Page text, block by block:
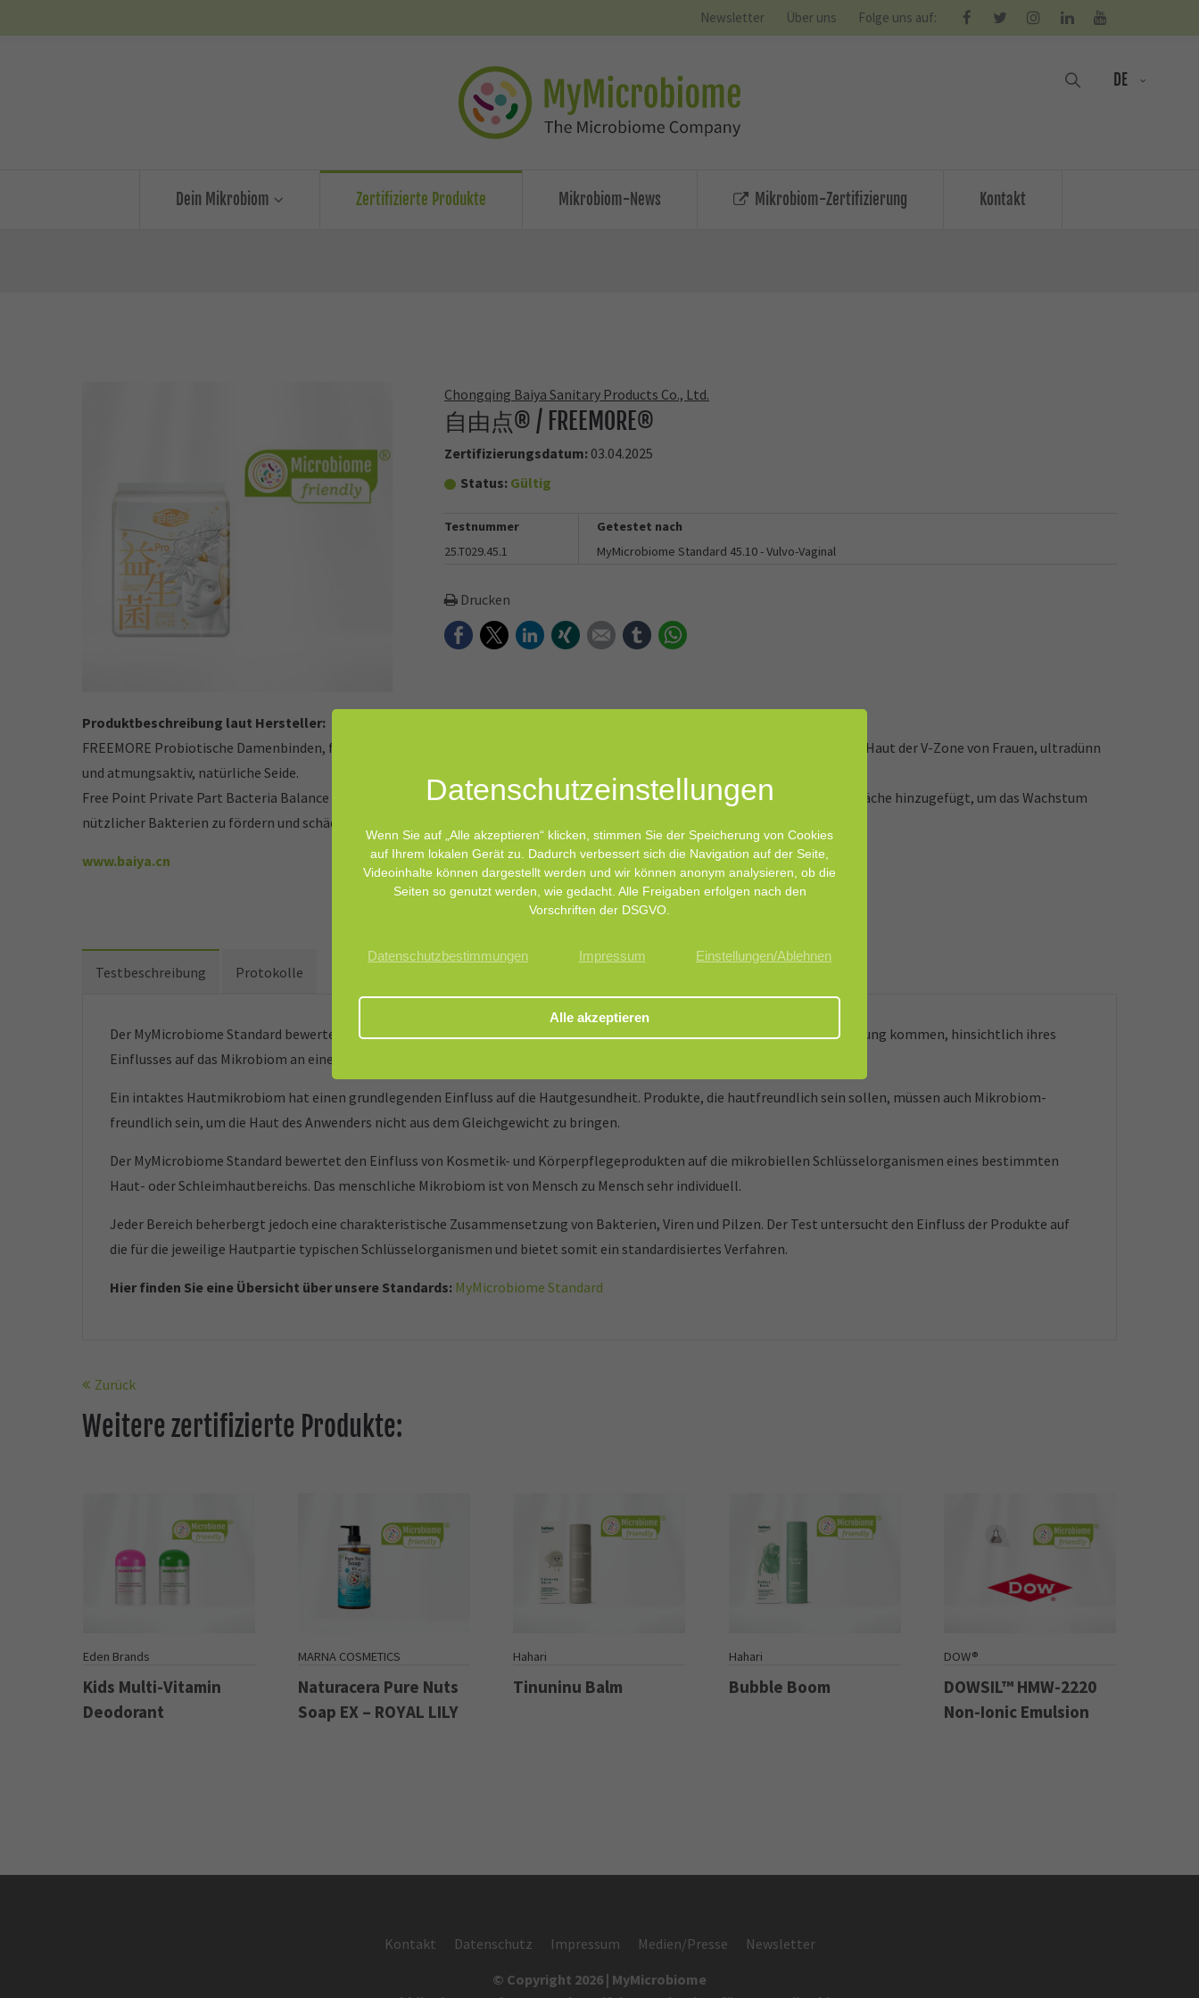
Newsletter Über uns Folge uns auf:
DE
Dein Mikrobiom Zertifizierte Produkte Mikrobiom-News Mikrobiom-Zertifizierung Kontakt
Chongqing Baiya Sanitary Products Co., Ltd.
自由点® / FREEMORE®
Zertifizierungsdatum: 03.04.2025
Status: Gültig
Testnummer
25.T029.45.1
Getestet nach
MyMicrobiome Standard 45.10 - Vulvo-Vaginal
Drucken
FacebookTwitterLinkedInXing E-mail tumblr
Produktbeschreibung laut Hersteller:
FREEMORE Probiotische Damenbinden, für den täglichen und nächtlichen Gebrauch, Damenbinden mit Probiotika, schützen die Haut der V-Zone von Frauen, ultradünn
und atmungsaktiv, natürliche Seide.
Free Point Private Part Bacteria Balance Technology: Patentierte weibliche Probiotika LA88+N13+ Präbiotika werden der Oberfläche hinzugefügt, um das Wachstum
nützlicher Bakterien zu fördern und schädliche Bakterien zu hemmen.
www.baiya.cn
Testbeschreibung Protokolle
Der MyMicrobiome Standard bewertet kosmetische und Körperpflegeprodukte, die mit der Haut oder Schleimhaut in Berührung kommen, hinsichtlich ihres
Einflusses auf das Mikrobiom an einer bestimmten Körperstelle.
Ein intaktes Hautmikrobiom hat einen grundlegenden Einfluss auf die Hautgesundheit. Produkte, die hautfreundlich sein sollen, müssen auch Mikrobiom-
freundlich sein, um die Haut des Anwenders nicht aus dem Gleichgewicht zu bringen.
Der MyMicrobiome Standard bewertet den Einfluss von Kosmetik- und Körperpflegeprodukten auf die mikrobiellen Schlüsselorganismen eines bestimmten
Haut- oder Schleimhautbereichs. Das menschliche Mikrobiom ist von Mensch zu Mensch sehr individuell.
Jeder Bereich beherbergt jedoch eine charakteristische Zusammensetzung von Bakterien, Viren und Pilzen. Der Test untersucht den Einfluss der Produkte auf
die für die jeweilige Hautpartie typischen Schlüsselorganismen und bietet somit ein standardisiertes Verfahren.
Hier finden Sie eine Übersicht über unsere Standards: MyMicrobiome Standard
Zurück
Weitere zertifizierte Produkte:
Eden Brands
Kids Multi-Vitamin
Deodorant
MARNA COSMETICS
Naturacera Pure Nuts
Soap EX – ROYAL LILY
Hahari
Tinuninu Balm
Hahari
Bubble Boom
DOW®
DOWSIL™ HMW-2220
Non-Ionic Emulsion
Kontakt Datenschutz Impressum Medien/Presse
Newsletter
© Copyright 2026 | MyMicrobiome
Datenschutz­einstellungen
Wenn Sie auf „Alle akzeptieren“ klicken, stimmen Sie der Speicherung von Cookies
auf Ihrem lokalen Gerät zu. Dadurch verbessert sich die Navigation auf der Seite,
Videoinhalte können dargestellt werden und wir können anonym analysieren, ob die
Seiten so genutzt werden, wie gedacht. Alle Freigaben erfolgen nach den
Vorschriften der DSGVO.
Datenschutzbestimmungen Impressum Einstellungen/Ablehnen